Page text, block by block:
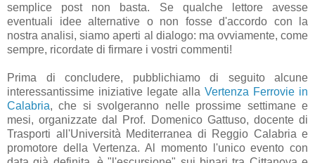
semplice post non basta. Se qualche lettore avesse
eventuali idee alternative o non fosse d'accordo con la
nostra analisi, siamo aperti al dialogo: ma ovviamente, come
sempre, ricordate di firmare i vostri commenti!
Prima di concludere, pubblichiamo di seguito alcune
interessantissime iniziative legate alla Vertenza Ferrovie in
Calabria, che si svolgeranno nelle prossime settimane e
mesi, organizzate dal Prof. Domenico Gattuso, docente di
Trasporti all'Università Mediterranea di Reggio Calabria e
promotore della Vertenza. Al momento l'unico evento con